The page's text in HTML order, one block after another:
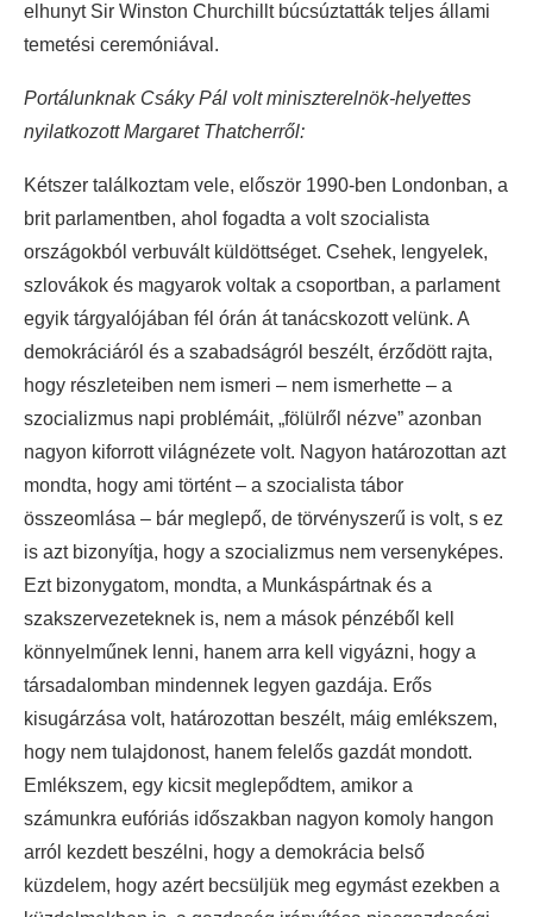
elhunyt Sir Winston Churchillt búcsúztatták teljes állami
temetési ceremóniával.
Portálunknak Csáky Pál volt miniszterelnök-helyettes
nyilatkozott Margaret Thatcherről:
Kétszer találkoztam vele, először 1990-ben Londonban, a
brit parlamentben, ahol fogadta a volt szocialista
országokból verbuvált küldöttséget. Csehek, lengyelek,
szlovákok és magyarok voltak a csoportban, a parlament
egyik tárgyalójában fél órán át tanácskozott velünk. A
demokráciáról és a szabadságról beszélt, érződött rajta,
hogy részleteiben nem ismeri – nem ismerhette – a
szocializmus napi problémáit, „fölülről nézve” azonban
nagyon kiforrott világnézete volt. Nagyon határozottan azt
mondta, hogy ami történt – a szocialista tábor
összeomlása – bár meglepő, de törvényszerű is volt, s ez
is azt bizonyítja, hogy a szocializmus nem versenyképes.
Ezt bizonygatom, mondta, a Munkáspártnak és a
szakszervezeteknek is, nem a mások pénzéből kell
könnyelműnek lenni, hanem arra kell vigyázni, hogy a
társadalomban mindennek legyen gazdája. Erős
kisugárzása volt, határozottan beszélt, máig emlékszem,
hogy nem tulajdonost, hanem felelős gazdát mondott.
Emlékszem, egy kicsit meglepődtem, amikor a
számunkra eufóriás időszakban nagyon komoly hangon
arról kezdett beszélni, hogy a demokrácia belső
küzdelem, hogy azért becsüljük meg egymást ezekben a